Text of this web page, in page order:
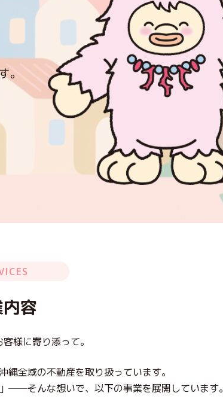
容
様に寄り添って。
縄全域の不動産を取り扱っています。
──そんな想いで、以下の事業を展開しています。